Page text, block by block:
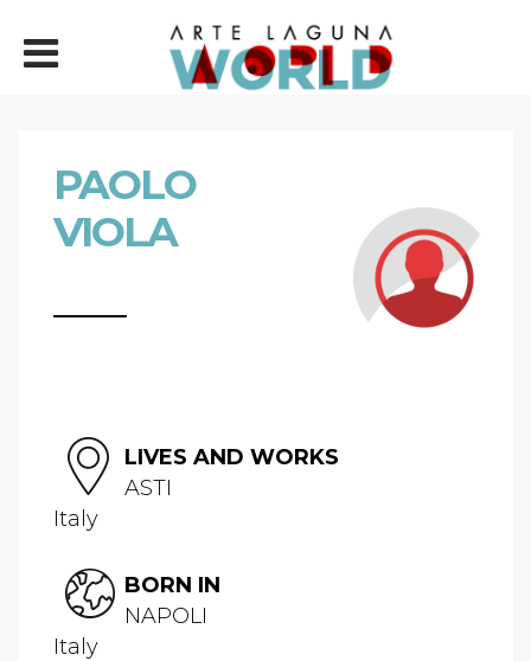
PAOLO
VIOLA
LIVES AND WORKS
ASTI
Italy
BORN IN
NAPOLI
Italy